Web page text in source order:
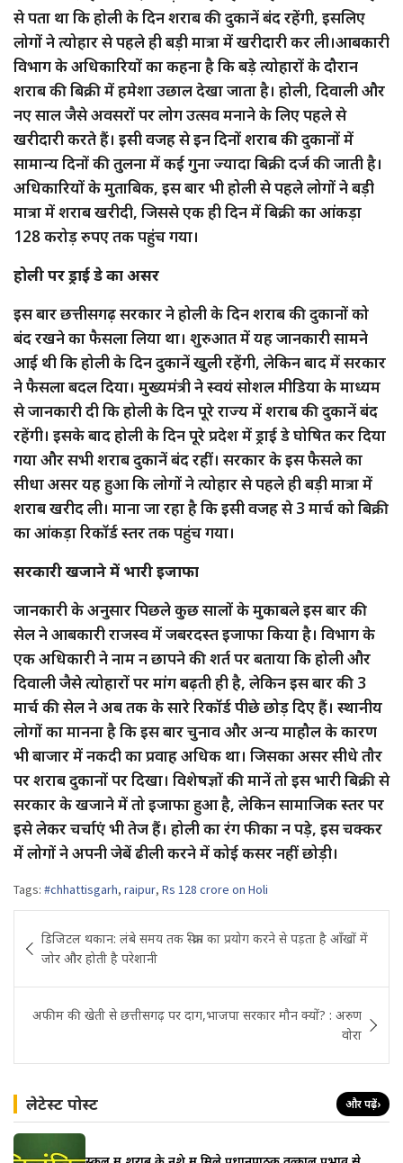
से पता था कि होली के दिन शराब की दुकानें बंद रहेंगी, इसलिए
लोगों ने त्योहार से पहले ही बड़ी मात्रा में खरीदारी कर ली।आबकारी
विभाग के अधिकारियों का कहना है कि बड़े त्योहारों के दौरान
शराब की बिक्री में हमेशा उछाल देखा जाता है। होली, दिवाली और
नए साल जैसे अवसरों पर लोग उत्सव मनाने के लिए पहले से
खरीदारी करते हैं। इसी वजह से इन दिनों शराब की दुकानों में
सामान्य दिनों की तुलना में कई गुना ज्यादा बिक्री दर्ज की जाती है।
अधिकारियों के मुताबिक, इस बार भी होली से पहले लोगों ने बड़ी
मात्रा में शराब खरीदी, जिससे एक ही दिन में बिक्री का आंकड़ा
128 करोड़ रुपए तक पहुंच गया।
होली पर ड्राई डे का असर
इस बार छत्तीसगढ़ सरकार ने होली के दिन शराब की दुकानों को
बंद रखने का फैसला लिया था। शुरुआत में यह जानकारी सामने
आई थी कि होली के दिन दुकानें खुली रहेंगी, लेकिन बाद में सरकार
ने फैसला बदल दिया। मुख्यमंत्री ने स्वयं सोशल मीडिया के माध्यम
से जानकारी दी कि होली के दिन पूरे राज्य में शराब की दुकानें बंद
रहेंगी। इसके बाद होली के दिन पूरे प्रदेश में ड्राई डे घोषित कर दिया
गया और सभी शराब दुकानें बंद रहीं। सरकार के इस फैसले का
सीधा असर यह हुआ कि लोगों ने त्योहार से पहले ही बड़ी मात्रा में
शराब खरीद ली। माना जा रहा है कि इसी वजह से 3 मार्च को बिक्री
का आंकड़ा रिकॉर्ड स्तर तक पहुंच गया।
सरकारी खजाने में भारी इजाफा
जानकारी के अनुसार पिछले कुछ सालों के मुकाबले इस बार की
सेल ने आबकारी राजस्व में जबरदस्त इजाफा किया है। विभाग के
एक अधिकारी ने नाम न छापने की शर्त पर बताया कि होली और
दिवाली जैसे त्योहारों पर मांग बढ़ती ही है, लेकिन इस बार की 3
मार्च की सेल ने अब तक के सारे रिकॉर्ड पीछे छोड़ दिए हैं। स्थानीय
लोगों का मानना है कि इस बार चुनाव और अन्य माहौल के कारण
भी बाजार में नकदी का प्रवाह अधिक था। जिसका असर सीधे तौर
पर शराब दुकानों पर दिखा। विशेषज्ञों की मानें तो इस भारी बिक्री से
सरकार के खजाने में तो इजाफा हुआ है, लेकिन सामाजिक स्तर पर
इसे लेकर चर्चाएं भी तेज हैं। होली का रंग फीका न पड़े, इस चक्कर
में लोगों ने अपनी जेबें ढीली करने में कोई कसर नहीं छोड़ी।
Tags: #chhattisgarh, raipur, Rs 128 crore on Holi
navigation
डिजिटल थकान: लंबे समय तक स्क्रीन का प्रयोग करने से पड़ता है आँखों में
जोर और होती है परेशानी
अफीम की खेती से छत्तीसगढ़ पर दाग,भाजपा सरकार मौन क्यों? : अरुण
वोरा
लेटेस्ट पोस्ट और पढ़ें›